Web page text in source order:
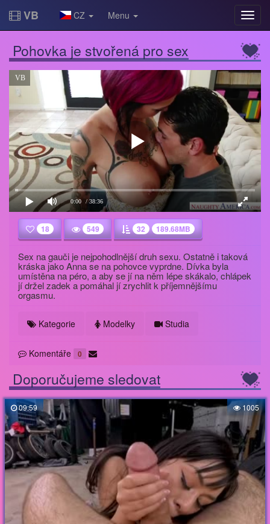
VB CZ Menu
Pohovka je stvořená pro sex
VB
0:00 / 38:36
18 549 32 189.68MB
Sex na gauči je nejpohodlnější druh sexu. Ostatně i taková
kráska jako Anna se na pohovce vyprdne. Dívka byla
umístěna na péro, a aby se jí na něm lépe skákalo, chlápek
jí držel zadek a pomáhal jí zrychlit k příjemnějšímu
orgasmu.
Kategorie Modelky Studia
Komentáře 0
Doporučujeme sledovat
09:59 1005